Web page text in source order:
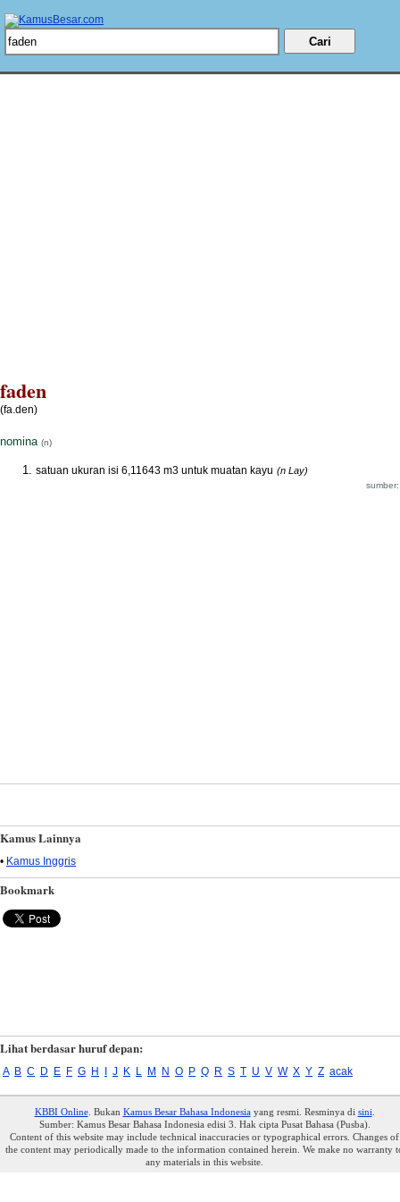
faden
(fa.den)
nomina (n)
satuan ukuran isi 6,11643 m3 untuk muatan kayu (n Lay)
Kamus Lainnya
• Kamus Inggris
Bookmark
Lihat berdasar huruf depan:
A B C D E F G H I J K L M N O P Q R S T U V W X Y Z acak
KBBI Online. Bukan Kamus Besar Bahasa Indonesiayang resmi. Resminya di sini
Sumber: Kamus Besar Bahasa Indonesia edisi 3. Hak cipta Pusat Bahasa (Pusba).
Content of this website may include technical inaccuracies or typographical errors. Changes of
the content may periodically made to the information contained herein. We make no warranty
any materials in this website.